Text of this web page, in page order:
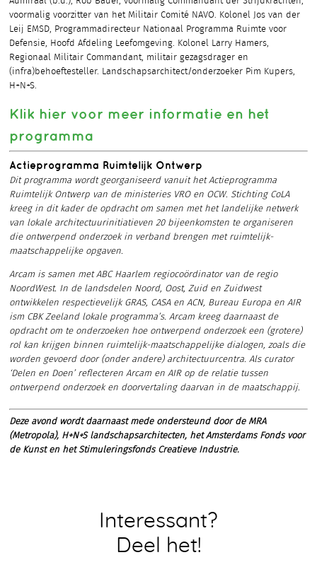
voormalig voorzitter van het Militair Comité NAVO. Kolonel Jos van der
Leij EMSD, Programmadirecteur Nationaal Programma Ruimte voor
Defensie, Hoofd Afdeling Leefomgeving. Kolonel Larry Hamers,
Regionaal Militair Commandant, militair gezagsdrager en
(infra)behoeftesteller. Landschapsarchitect/onderzoeker Pim Kupers,
H+N+S.
Klik hier voor meer informatie en het
programma
Actieprogramma Ruimtelijk Ontwerp
Dit programma wordt georganiseerd vanuit het Actieprogramma
Ruimtelijk Ontwerp van de ministeries VRO en OCW. Stichting CoLA
kreeg in dit kader de opdracht om samen met het landelijke netwerk
van lokale architectuurinitiatieven 20 bijeenkomsten te organiseren
die ontwerpend onderzoek in verband brengen met ruimtelijk-
maatschappelijke opgaven.
Arcam is samen met ABC Haarlem regiocoördinator van de regio
NoordWest. In de landsdelen Noord, Oost, Zuid en Zuidwest
ontwikkelen respectievelijk GRAS, CASA en ACN, Bureau Europa en AIR
ism CBK Zeeland lokale programma’s. Arcam kreeg daarnaast de
opdracht om te onderzoeken hoe ontwerpend onderzoek een (grotere)
rol kan krijgen binnen ruimtelijk-maatschappelijke dialogen, zoals die
worden gevoerd door (onder andere) architectuurcentra. Als curator
‘Delen en Doen’ reflecteren Arcam en AIR op de relatie tussen
ontwerpend onderzoek en doorvertaling daarvan in de maatschappij.
Deze avond wordt daarnaast mede ondersteund door de MRA
(Metropola), H+N+S landschapsarchitecten, het Amsterdams Fonds voor
de Kunst en het Stimuleringsfonds Creatieve Industrie.
Interessant?
Deel het!